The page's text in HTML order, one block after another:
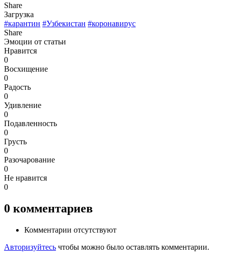
Share
Загрузка
#карантин #Узбекистан #коронавирус
Share
Эмоции от статьи
Нравится
0
Восхищение
0
Радость
0
Удивление
0
Подавленность
0
Грусть
0
Разочарование
0
Не нравится
0
0 комментариев
Комментарии отсутствуют
Авторизуйтесь чтобы можно было оставлять комментарии.